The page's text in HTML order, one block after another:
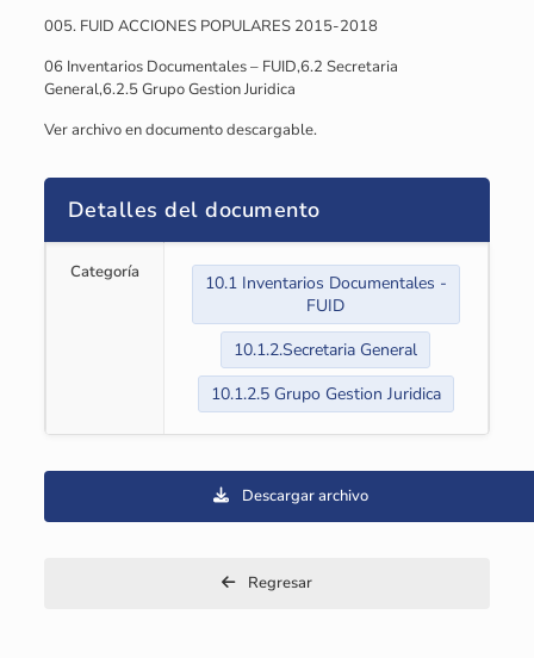
005. FUID ACCIONES POPULARES 2015-2018
06 Inventarios Documentales – FUID,6.2 Secretaria
General,6.2.5 Grupo Gestion Juridica
Ver archivo en documento descargable.
Detalles del documento
Categoría
10.1 Inventarios Documentales -
FUID
10.1.2.Secretaria General
10.1.2.5 Grupo Gestion Juridica
Descargar archivo
Regresar